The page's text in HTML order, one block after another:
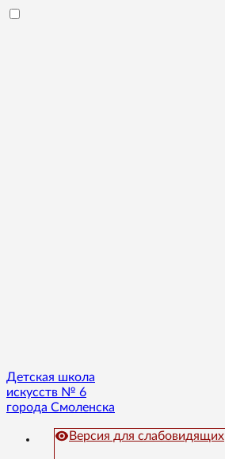
Детская школа
искусств № 6
города Смоленска
Версия для слабовидящих